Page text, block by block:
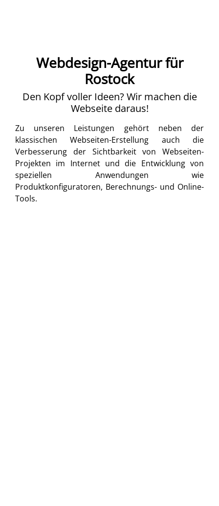
Webdesign-Agentur für
Rostock
Den Kopf voller Ideen? Wir machen die
Webseite daraus!
Zu unseren Leistungen gehört neben der
klassischen Webseiten-Erstellung auch die
Verbesserung der Sichtbarkeit von Webseiten-
Projekten im Internet und die Entwicklung von
speziellen Anwendungen wie
Produktkonfiguratoren, Berechnungs- und Online-
Tools.